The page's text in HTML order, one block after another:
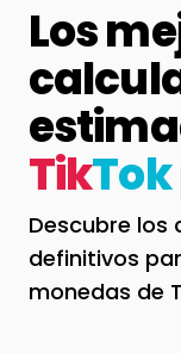
Los
TikTok
Descubre los
definitivos
monedas de